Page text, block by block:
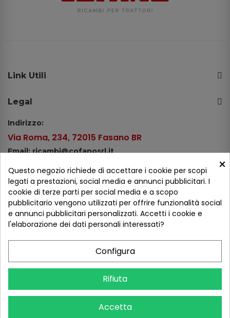
Link Utili
Legal
Indirizzo:
Via Roma, 234, 72015 Fasano BR
Email: ricambi@cofanosrl.it
Tel.: +39 080 44 13 478
WhatsApp: +39 334 98 51 100
Metodi di pagamento
×
Questo negozio richiede di accettare i cookie per scopi
legati a prestazioni, social media e annunci pubblicitari. I
cookie di terze parti per social media e a scopo
pubblicitario vengono utilizzati per offrire funzionalità social
e annunci pubblicitari personalizzati. Accetti i cookie e
l'elaborazione dei dati personali interessati?
Configura
Rifiuta
Accetta